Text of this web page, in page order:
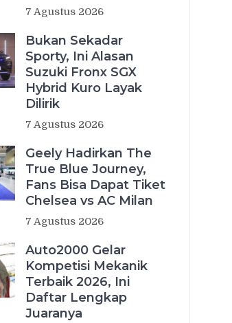
7 Agustus 2026
Bukan Sekadar
Sporty, Ini Alasan
Suzuki Fronx SGX
Hybrid Kuro Layak
Dilirik
7 Agustus 2026
Geely Hadirkan The
True Blue Journey,
Fans Bisa Dapat Tiket
Chelsea vs AC Milan
7 Agustus 2026
Auto2000 Gelar
Kompetisi Mekanik
Terbaik 2026, Ini
Daftar Lengkap
Juaranya